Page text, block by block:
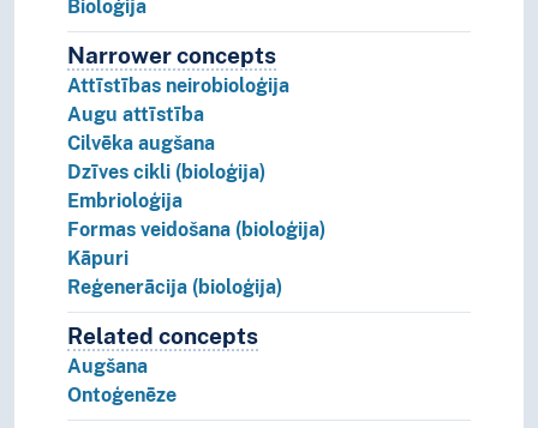
Bioloģija
Narrower conceptsNarrower concepts.
Attīstības neirobioloģija
Augu attīstība
Cilvēka augšana
Dzīves cikli (bioloģija)
Embrioloģija
Formas veidošana (bioloģija)
Kāpuri
Reģenerācija (bioloģija)
Related conceptsConcepts related to this
Augšana
Ontoģenēze